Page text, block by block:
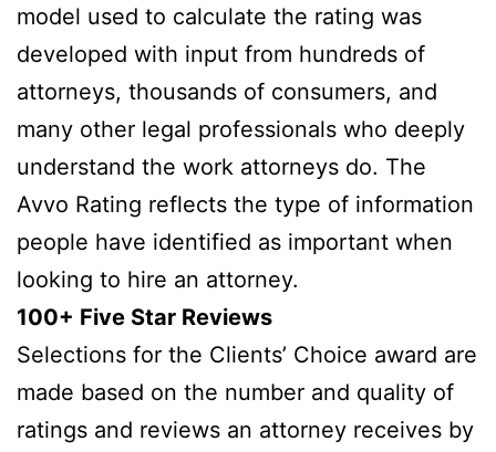
model used to calculate the rating was
developed with input from hundreds of
attorneys, thousands of consumers, and
many other legal professionals who deeply
understand the work attorneys do. The
Avvo Rating reflects the type of information
people have identified as important when
looking to hire an attorney.
100+ Five Star Reviews
Selections for the Clients’ Choice award are
made based on the number and quality of
ratings and reviews an attorney receives by